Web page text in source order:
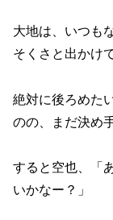
大地は、いつも
そくさと出かけ
絶対に後ろめた
のの、まだ決め
すると空也、「
いかなー？」